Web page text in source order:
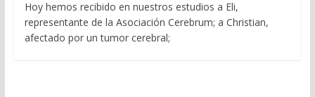
Hoy hemos recibido en nuestros estudios a Eli,
representante de la Asociación Cerebrum; a Christian,
afectado por un tumor cerebral;